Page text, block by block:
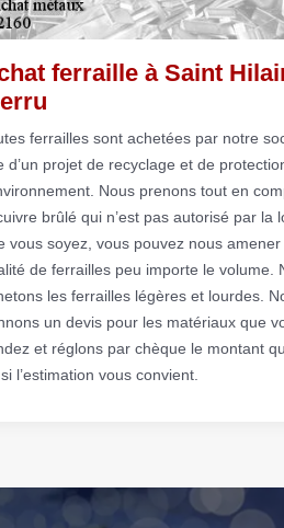
ferraille à Saint
ferrailles sont achetées par notre
d’un projet de recyclage et de
Nous prenons tout en
brûlé qui n’est pas autorisé par la
vous soyez, vous pouvez nous amener
de ferrailles peu importe le volume.
les ferrailles légères et lourdes.
un devis pour les matériaux que
et réglons par chèque le montant
l’estimation vous convient.